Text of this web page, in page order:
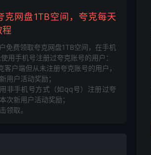
克网盘1TB空间，夸克每天
程
免费领取夸克网盘1TB空间，在手机
用手机号注册过夸克账号的用户：
客户端但从未注册夸克账号的用户，
用户活动奖励；
非手机号方式（如qq号）注册过夸
次新用户活动奖励；
领取。